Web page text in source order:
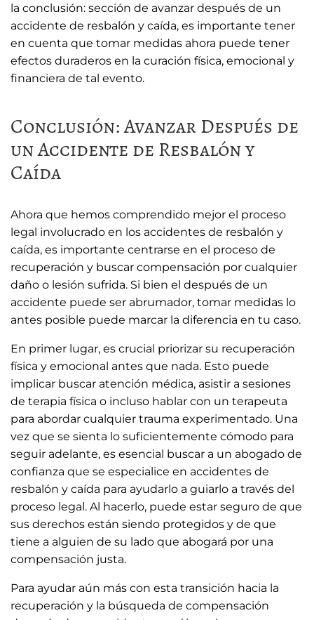
la conclusión: sección de avanzar después de un
accidente de resbalón y caída, es importante tener
en cuenta que tomar medidas ahora puede tener
efectos duraderos en la curación física, emocional y
financiera de tal evento.
Conclusión: Avanzar Después de
un Accidente de Resbalón y
Caída
Ahora que hemos comprendido mejor el proceso
legal involucrado en los accidentes de resbalón y
caída, es importante centrarse en el proceso de
recuperación y buscar compensación por cualquier
daño o lesión sufrida. Si bien el después de un
accidente puede ser abrumador, tomar medidas lo
antes posible puede marcar la diferencia en tu caso.
En primer lugar, es crucial priorizar su recuperación
física y emocional antes que nada. Esto puede
implicar buscar atención médica, asistir a sesiones
de terapia física o incluso hablar con un terapeuta
para abordar cualquier trauma experimentado. Una
vez que se sienta lo suficientemente cómodo para
seguir adelante, es esencial buscar a un abogado de
confianza que se especialice en accidentes de
resbalón y caída para ayudarlo a guiarlo a través del
proceso legal. Al hacerlo, puede estar seguro de que
sus derechos están siendo protegidos y de que
tiene a alguien de su lado que abogará por una
compensación justa.
Para ayudar aún más con esta transición hacia la
recuperación y la búsqueda de compensación